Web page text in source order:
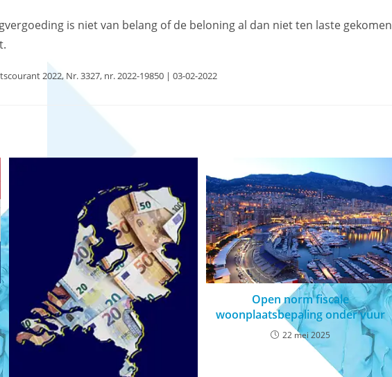
is niet van belang of de beloning al dan niet ten laste gekomen
2022, Nr. 3327, nr. 2022-19850 | 03-02-2022
Open norm fiscale
woonplaatsbepaling onder vuur
22 mei 2025